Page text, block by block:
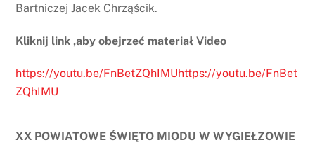
Bartniczej Jacek Chrząścik.
Kliknij link ,aby obejrzeć materiał Video
https://youtu.be/FnBetZQhIMUhttps://youtu.be/FnBet
ZQhIMU
XX POWIATOWE ŚWIĘTO MIODU W WYGIEŁZOWIE